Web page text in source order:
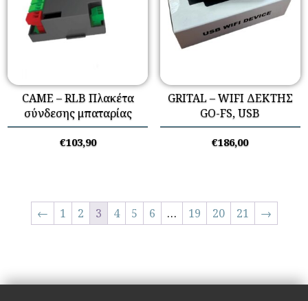
CAME – RLB Πλακέτα
σύνδεσης μπαταρίας
€103,90
GRITAL – WIFI ΔΕΚΤΗΣ
GO-FS, USB
€186,00
← 1 2 3 4 5 6 … 19 20 21 →